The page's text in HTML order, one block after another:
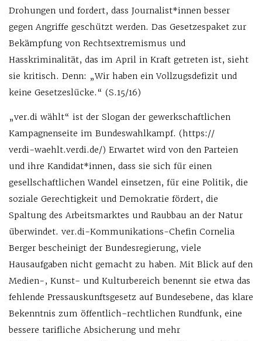
Drohungen und fordert, dass Journalist*innen besser
gegen Angriffe geschützt werden. Das Gesetzespaket zur
Bekämpfung von Rechtsextremismus und
Hasskriminalität, das im April in Kraft getreten ist, sieht
sie kritisch. Denn: „Wir haben ein Vollzugsdefizit und
keine Gesetzeslücke.“ (S.15/16)
„ver.di wählt“ ist der Slogan der gewerkschaftlichen
Kampagnenseite im Bundeswahlkampf. (https://
verdi-waehlt.verdi.de/) Erwartet wird von den Parteien
und ihre Kandidat*innen, dass sie sich für einen
gesellschaftlichen Wandel einsetzen, für eine Politik, die
soziale Gerechtigkeit und Demokratie fördert, die
Spaltung des Arbeitsmarktes und Raubbau an der Natur
überwindet. ver.di-Kommunikations-Chefin Cornelia
Berger bescheinigt der Bundesregierung, viele
Hausaufgaben nicht gemacht zu haben. Mit Blick auf den
Medien-, Kunst- und Kulturbereich benennt sie etwa das
fehlende Pressauskunftsgesetz auf Bundesebene, das klare
Bekenntnis zum öffentlich-rechtlichen Rundfunk, eine
bessere tarifliche Absicherung und mehr